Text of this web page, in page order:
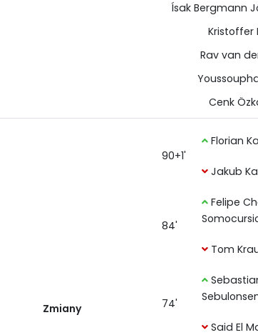
Ísak Bergmann
Kristoffer
Rav van
Cenk
Zmiany
90+1'
Florian
Jakub
84'
Felipe
Tom
74'
Said El